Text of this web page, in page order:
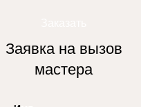
Заявка на вызов
мастера